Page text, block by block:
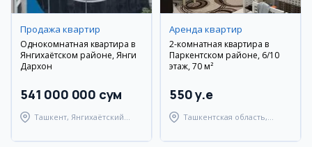
Продажа квартир
Однокомнатная квартира в
Янгихаётском районе, Янги
Дархон
541 000 000 сум
Ташкент, Янгихаётский
Аренда квартир
2-комнатная квартира в
Паркентском районе, 6/10
этаж, 70 м²
550 y.e
Ташкентская область,